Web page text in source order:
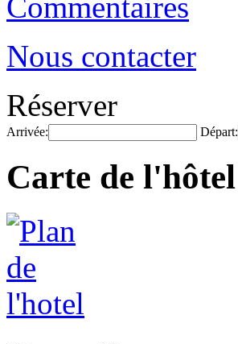
Nous contacter
Réserver
Arrivée: Départ:
Carte de l'hôtel